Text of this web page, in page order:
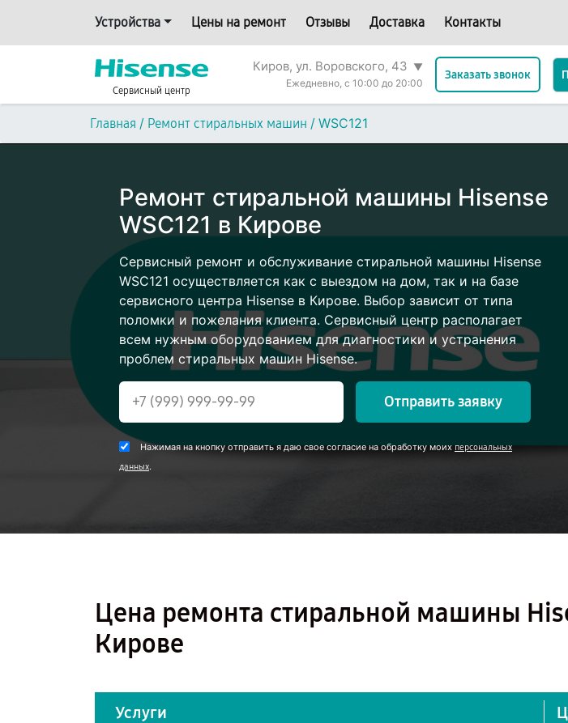
Устройства Цены на ремонт Отзывы Доставка Контакты
Сервисный центр
Киров, ул. Воровского, 43 ▼
Ежедневно, с 10:00 до 20:00
Заказать звонок
Главная / Ремонт стиральных машин / WSC121
Ремонт стиральной машины Hisense
WSC121 в Кирове
Сервисный ремонт и обслуживание стиральной машины Hisense
WSC121 осуществляется как с выездом на дом, так и на базе
сервисного центра Hisense в Кирове. Выбор зависит от типа
поломки и пожелания клиента. Сервисный центр располагает
всем нужным оборудованием для диагностики и устранения
проблем стиральных машин Hisense.
Отправить заявку
Нажимая на кнопку отправить я даю свое согласие на обработку моихперсональных
данных.
Цена ремонта стиральной машины
Кирове
Услуги